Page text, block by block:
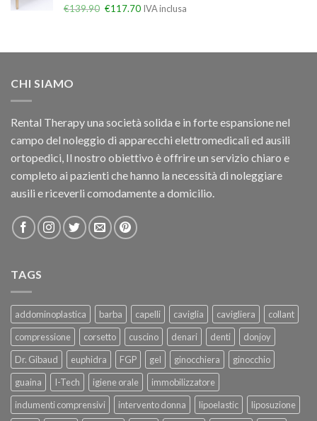
€139.90 €117.70 IVA inclusa
CHI SIAMO
Rental Therapy una società solida e in forte espansione nel
campo del noleggio di apparecchi elettromedicali ed ausili
ortopedici, Il nostro obiettivo è offrire un servizio chiaro e
completo ai pazienti che hanno la necessità di noleggiare
ausili e riceverli comodamente a domicilio.
TAGS
addominoplastica barba capelli caviglia cavigliera
collant
compressione
corsetto cuscino denari denti
donjoy
Dr. Gibaud
euphidra FGP gel ginocchiera
ginocchio
guaina
I-Tech igiene orale
immobilizzatore
indumenti comprensivi
intervento donna lipoelastic
liposuzione